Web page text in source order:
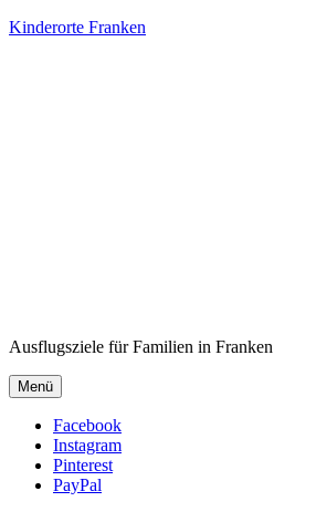
Kinderorte Franken
Ausflugsziele für Familien in Franken
Menü
Facebook
Instagram
Pinterest
PayPal